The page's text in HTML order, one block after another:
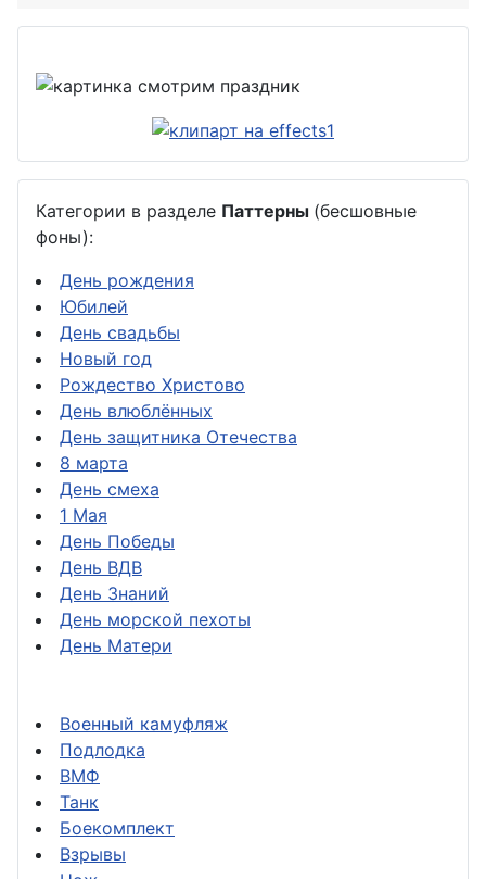
Категории в разделе Паттерны (бесшовные
фоны):
День рождения
Юбилей
День свадьбы
Новый год
Рождество Христово
День влюблённых
День защитника Отечества
8 марта
День смеха
1 Мая
День Победы
День ВДВ
День Знаний
День морской пехоты
День Матери
Военный камуфляж
Подлодка
ВМФ
Танк
Боекомплект
Взрывы